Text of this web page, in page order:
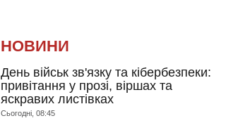
НОВИНИ
День військ зв'язку та кібербезпеки:
привітання у прозі, віршах та
яскравих листівках
Сьогодні, 08:45